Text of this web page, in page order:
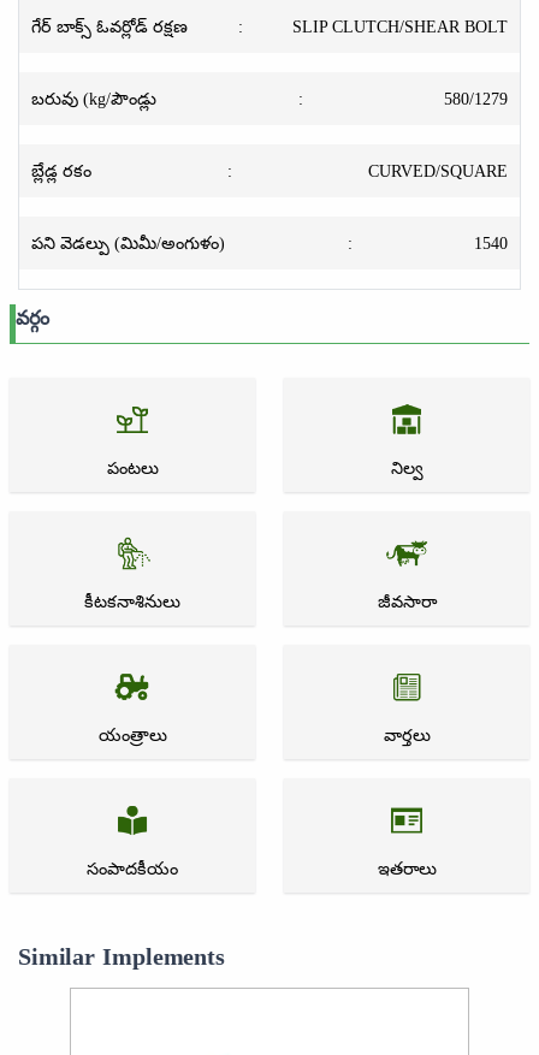
గేర్ బాక్స్ ఓవర్లోడ్ రక్షణ : SLIP CLUTCH/SHEAR BOLT
బరువు (kg/పౌండ్లు : 580/1279
బ్లేడ్ల రకం : CURVED/SQUARE
పని వెడల్పు (మిమీ/అంగుళం) : 1540
వర్గం
పంటలు నిల్వ
కీటకనాశినులు జీవసారా
యంత్రాలు వార్తలు
సంపాదకీయం ఇతరాలు
Similar Implements